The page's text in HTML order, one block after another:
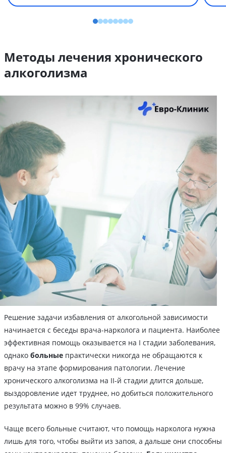
Методы лечения хронического
алкоголизма
Решение задачи избавления от алкогольной зависимости
начинается с беседы врача-нарколога и пациента. Наиболее
эффективная помощь оказывается на I стадии заболевания,
однако больные практически никогда не обращаются к
врачу на этапе формирования патологии. Лечение
хронического алкоголизма на II-й стадии длится дольше,
выздоровление идет труднее, но добиться положительного
результата можно в 99% случаев.
Чаще всего больные считают, что помощь нарколога нужна
лишь для того, чтобы выйти из запоя, а дальше они способны